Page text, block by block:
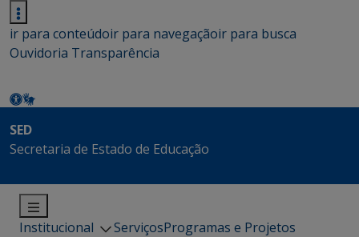
ir para conteúdoir para navegaçãoir para busca
Ouvidoria Transparência
SED
Secretaria de Estado de Educação
Institucional ServiçosProgramas e Projetos